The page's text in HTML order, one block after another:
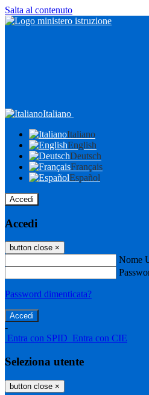
Salta al contenuto
Italiano
Italiano
English
Deutsch
Français
Español
Accedi
Accedi
button close ×
Nome
Password dimenticata?
-
Entra con SPID Entra con CIE
Seleziona utente
button close ×